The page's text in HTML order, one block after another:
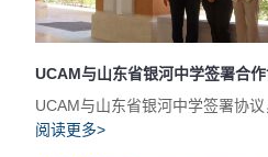
UCAM与山东省银河中学签署合
UCAM与山东省银河中学签署协
阅读更多>